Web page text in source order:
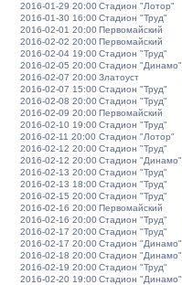
2016-01-29 20:00Стадион "Лотор"
2016-01-30 16:00Стадион "Труд"
2016-02-01 20:00Первомайский
2016-02-02 20:00Первомайский
2016-02-04 19:00Стадион "Труд"
2016-02-05 20:00Стадион "Динамо"
2016-02-07 20:00Златоуст
2016-02-07 15:00Стадион "Труд"
2016-02-08 20:00Стадион "Труд"
2016-02-09 20:00Первомайский
2016-02-10 19:00Стадион "Труд"
2016-02-11 20:00 Стадион "Лотор"
2016-02-12 20:00Стадион "Труд"
2016-02-12 20:00Стадион "Динамо"
2016-02-13 20:00Стадион "Труд"
2016-02-13 18:00Стадион "Труд"
2016-02-15 20:00Стадион "Труд"
2016-02-16 20:00Первомайский
2016-02-16 20:00Стадион "Труд"
2016-02-17 20:00Стадион "Труд"
2016-02-17 20:00Стадион "Динамо"
2016-02-18 20:00Стадион "Динамо"
2016-02-19 20:00Стадион "Труд"
2016-02-20 19:00Стадион "Динамо"